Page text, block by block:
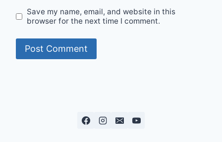
Save my name, email, and website in this
browser for the next time I comment.